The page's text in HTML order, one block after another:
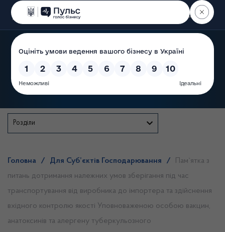
Пошук
Розділи
Головна / Для Суб’єктів Господарювання /
Пам`ятка з
питань дотримання належних умов зберігання під час
транспортування від виробника до імпортера та здійснення
вхідного контролю якості Уповноваженою особою вакцин,
анатоксинів та алергену туберкульозного